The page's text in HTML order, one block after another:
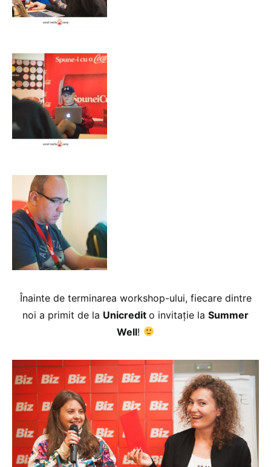
Înainte de terminarea workshop-ului, fiecare dintre
noi a primit de la Unicredit o invitație la Summer
Well!